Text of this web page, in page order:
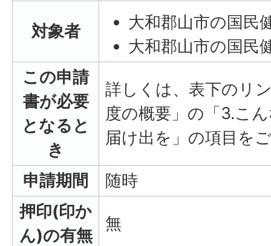
対象者
大和郡山市の国民
大和郡山市の国民
この申請
書が必要
となると
き
詳しくは、表下のリ
度の概要」の「3.こ
届け出を」の項目を
申請期間
随時
押印(印か
ん)の有無
無